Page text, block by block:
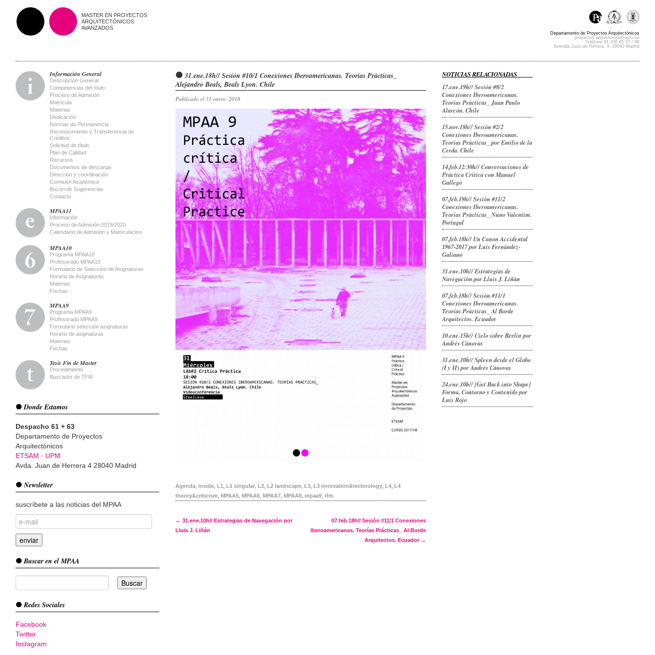
MASTER EN PROYECTOS
ARQUITECTÓNICOS
AVANZADOS
Departamento de Proyectos Arquitectónicos
proyectos.arquitectura@upm.es
Teléfono 91 336 65 37 / 89
Avenida Juan de Herrera, 4. 28040 Madrid
Información General
Descripción General
Competencias del título
Proceso de Admisión
Matrícula
Materias
Dedicación
Normas de Permanencia
Reconocimiento y Transferencia de
Créditos
Solicitud de título
Plan de Calidad
Recursos
Documentos de descarga
Dirección y coordinación
Comisión Académica
Buzón de Sugerencias
Contacto
MPAA11
Información
Proceso de Admisión 2019/2020
Calendario de Admisión y Matriculación
MPAA10
Programa MPAA10
Profesorado MPAA10
Formulario de Selección de Asignaturas
Horario de Asignaturas
Materias
Fechas
MPAA9
Programa MPAA9
Profesorado MPAA9
Formulario selección asignaturas
Horario de asignaturas
Materias
Fechas
Tesis Fin de Master
Procedimiento
Buscador de TFM
Donde Estamos
Despacho 61 + 63
Departamento de Proyectos
Arquitectónicos
ETSAM · UPM
Avda. Juan de Herrera 4 28040 Madrid
Newsletter
suscríbete a las noticias del MPAA
Buscar en el MPAA
Redes Sociales
Facebook
Twitter
Instagram
31.ene.18h// Sesión #10/1 Conexiones Iberoamericanas. Teorías Prácticas_
Alejandro Beals, Beals Lyon. Chile
Publicado el 31 enero, 2018
Agenda ,inside ,L1 ,L1 singular ,L2 ,L2 landscape ,L3 ,L3 innovation&technology ,L4 ,L4
theory&criticism ,MPAA5 ,MPAA6 ,MPAA7 ,MPAA8 ,mpaa9 ,tfm
Post navigation
← 31.ene.10h// Estrategias de Navegación por
Lluis J. Liñán
07.feb.18h// Sesión #11/1 Conexiones
Iberoamericanas. Teorías Prácticas_ Al Borde
Arquitectos. Ecuador →
NOTICIAS RELACIONADAS
17.ene.19h// Sesión #8/2
Conexiones Iberoamericanas.
Teorías Prácticas_ Juan Paulo
Alarcón. Chile
15.nov.18h// Sesión #2/2
Conexiones Iberoamericanas.
Teorías Prácticas_ por Emilio de la
Cerda. Chile
14.feb.12:30h// Conversaciones de
Práctica Crítica con Manuel
Gallego
07.feb.19h// Sesión #11/2
Conexiones Iberoamericanas.
Teorías Prácticas_ Nuno Valentim.
Portugal
07.feb.18h// Un Canon Accidental
1967-2017 por Luis Fernández-
Galiano
31.ene.10h// Estrategias de
Navegación por Lluis J. Liñán
07.feb.18h// Sesión #11/1
Conexiones Iberoamericanas.
Teorías Prácticas_ Al Borde
Arquitectos. Ecuador
10.ene.15h// Cielo sobre Berlín por
Andrés Cánovas
31.ene.10h// Spleen desde el Globo
(I y II) por Andrés Cánovas
24.ene.10h// [Get Back into Shape]
Forma, Contorno y Contenido por
Luis Rojo